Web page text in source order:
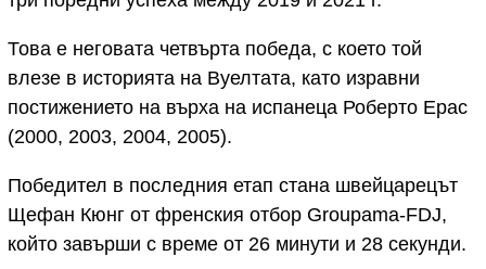
Това е неговата четвърта победа, с което той
влезе в историята на Вуелтата, като изравни
постижението на върха на испанеца Роберто Ерас
(2000, 2003, 2004, 2005).
Победител в последния етап стана швейцарецът
Щефан Кюнг от френския отбор Groupama-FDJ,
който завърши с време от 26 минути и 28 секунди.